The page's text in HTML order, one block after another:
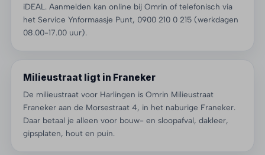
iDEAL. Aanmelden kan online bij Omrin of telefonisch via
het Service Ynformaasje Punt, 0900 210 0 215 (werkdagen
08.00-17.00 uur).
Milieustraat ligt in Franeker
De milieustraat voor Harlingen is Omrin Milieustraat
Franeker aan de Morsestraat 4, in het naburige Franeker.
Daar betaal je alleen voor bouw- en sloopafval, dakleer,
gipsplaten, hout en puin.